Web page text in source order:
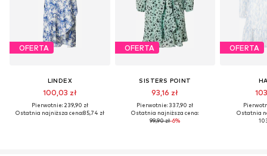
OFERTA
LINDEX
100,03 zł
Pierwotnie: 239,90 zł
Ostatnia najniższa cena:85,74 zł
OFERTA
SISTERS POINT
93,16 zł
Pierwotnie: 337,90 zł
Ostatnia najniższa cena:
99,90 zł-6%
OFERTA
Ostatnia